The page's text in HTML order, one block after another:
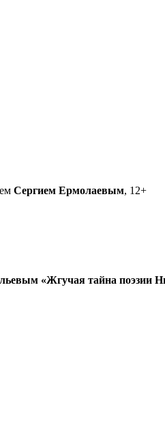
Сергием Ермолаевым, 12+
«Жгучая тайна поэзии